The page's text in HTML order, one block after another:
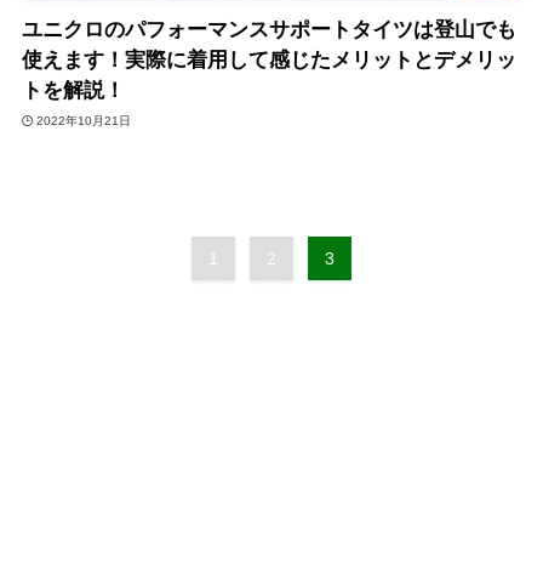
ユニクロのパフォーマンスサポートタイツは登山でも
使えます！実際に着用して感じたメリットとデメリッ
トを解説！
2022年10月21日
1 2 3